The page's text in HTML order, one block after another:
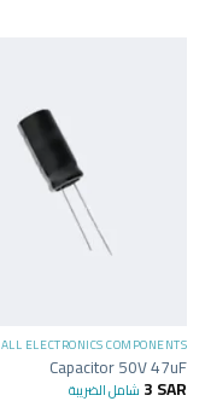
ALL ELECTRONICS COMPONENTS
Capacitor 50V 47uF
3SAR شامل الضريبة